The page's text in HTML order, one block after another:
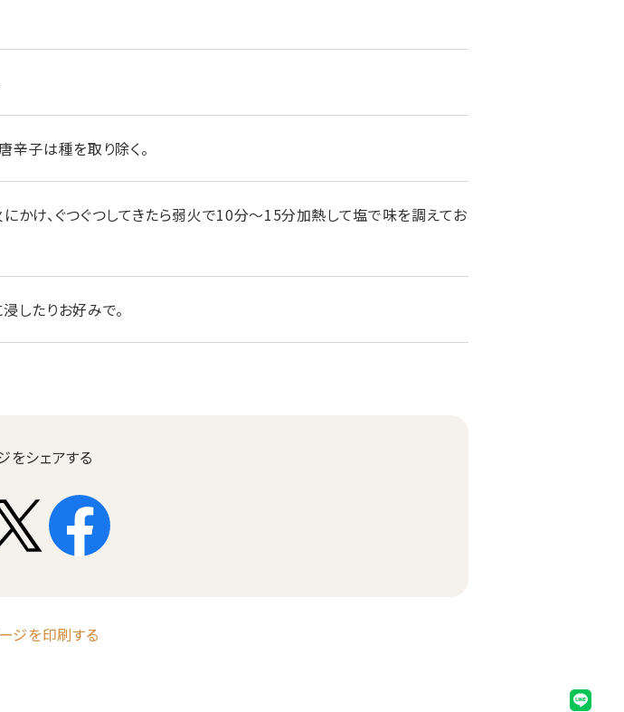
辛子は種を取り除く。
かけ、ぐつぐつしてきたら弱火で10分～15分加熱して塩で味を調えてお
したりお好みで。
をシェアする
ジを印刷する